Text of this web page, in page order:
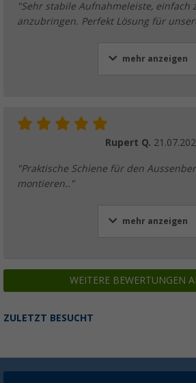
"Sehr stabile Aufnahmeleiste, einfach
anzubringen. Perfekt Lösung für
mehr anzeigen
Rupert Q.
"Praktische Schiene für den
montieren.."
mehr anzeigen
WEITERE BEWERTUNGEN
ZULETZT BESUCHT